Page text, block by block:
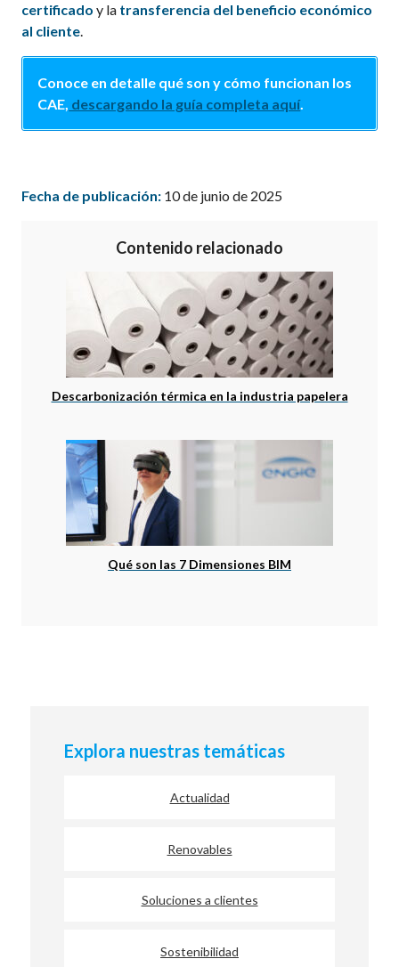
certificado y la transferencia del beneficio económico
al cliente.
Conoce en detalle qué son y cómo funcionan los
CAE, descargando la guía completa aquí.
Fecha de publicación: 10 de junio de 2025
Contenido relacionado
Descarbonización térmica en la industria papelera
Qué son las 7 Dimensiones BIM
Explora nuestras temáticas
Actualidad
Renovables
Soluciones a clientes
Sostenibilidad